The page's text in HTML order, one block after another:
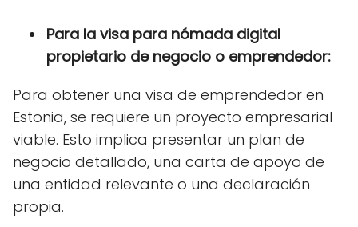
Para la visa para nómada digital
propietario de negocio o emprendedor:
Para obtener una visa de emprendedor en
Estonia, se requiere un proyecto empresarial
viable. Esto implica presentar un plan de
negocio detallado, una carta de apoyo de
una entidad relevante o una declaración
propia.